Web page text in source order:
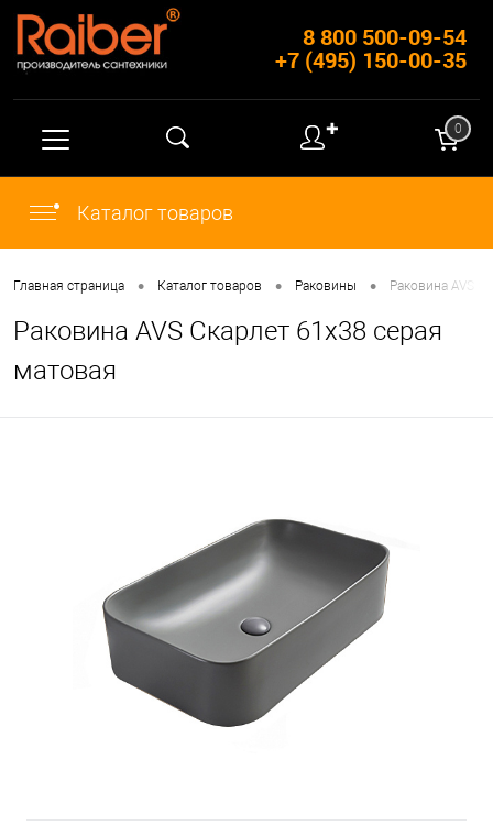
8 800 500-09-54
+7 (495) 150-00-35
✚ 0
Каталог товаров
Главная страница • Каталог товаров • Раковины • Раковина AVS
Раковина AVS Скарлет 61x38 серая
матовая